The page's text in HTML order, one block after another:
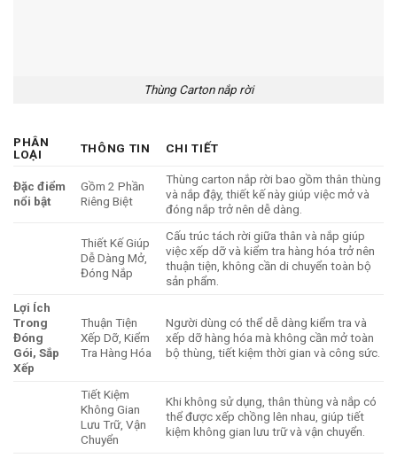
Thùng Carton nắp rời
PHÂN
LOẠI
THÔNG TIN CHI TIẾT
Đặc điểm
nổi bật
Gồm 2 Phần
Riêng Biệt
Thùng carton nắp rời bao gồm thân thùng
và nắp đậy, thiết kế này giúp việc mở và
đóng nắp trở nên dễ dàng.
Thiết Kế Giúp
Dễ Dàng Mở,
Đóng Nắp
Cấu trúc tách rời giữa thân và nắp giúp
việc xếp dỡ và kiểm tra hàng hóa trở nên
thuận tiện, không cần di chuyển toàn bộ
sản phẩm.
Lợi Ích
Trong
Đóng
Gói, Sắp
Xếp
Thuận Tiện
Xếp Dỡ, Kiểm
Tra Hàng Hóa
Người dùng có thể dễ dàng kiểm tra và
xếp dỡ hàng hóa mà không cần mở toàn
bộ thùng, tiết kiệm thời gian và công sức.
Tiết Kiệm
Không Gian
Lưu Trữ, Vận
Chuyển
Khi không sử dụng, thân thùng và nắp có
thể được xếp chồng lên nhau, giúp tiết
kiệm không gian lưu trữ và vận chuyển.